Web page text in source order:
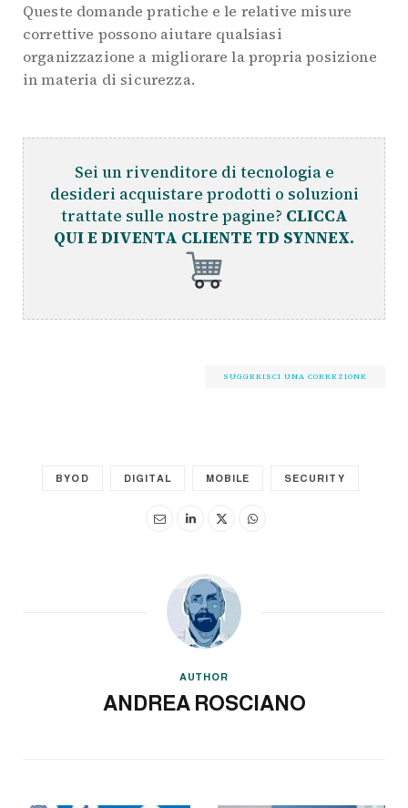
Queste domande pratiche e le relative misure
correttive possono aiutare qualsiasi
organizzazione a migliorare la propria posizione
in materia di sicurezza.
Sei un rivenditore di tecnologia e
desideri acquistare prodotti o soluzioni
trattate sulle nostre pagine? CLICCA
QUI E DIVENTA CLIENTE TD SYNNEX.
SUGGERISCI UNA CORREZIONE
BYOD DIGITAL MOBILE SECURITY
AUTHOR
ANDREA ROSCIANO